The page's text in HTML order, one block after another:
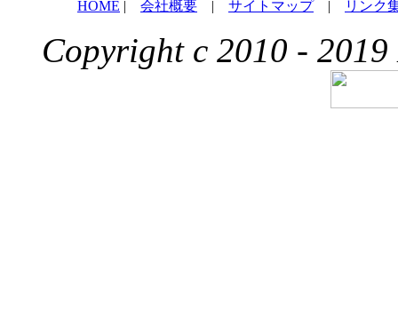
HOME | 会社概要 | サイトマップ| リンク
Copyright c 2010 - 2019